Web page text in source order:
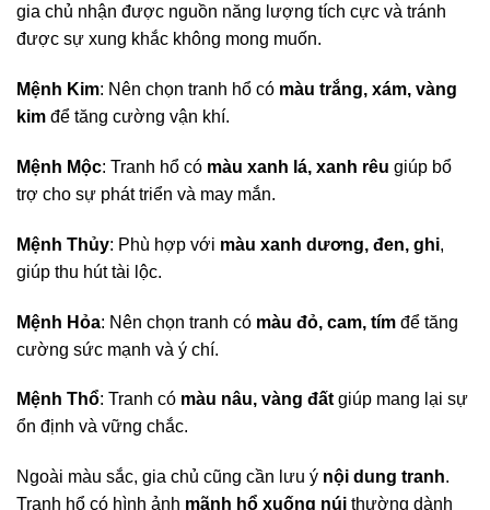
gia chủ nhận được nguồn năng lượng tích cực và tránh
được sự xung khắc không mong muốn.
Mệnh Kim: Nên chọn tranh hổ có màu trắng, xám, vàng
kim để tăng cường vận khí.
Mệnh Mộc: Tranh hổ có màu xanh lá, xanh rêu giúp bổ
trợ cho sự phát triển và may mắn.
Mệnh Thủy: Phù hợp với màu xanh dương, đen, ghi,
giúp thu hút tài lộc.
Mệnh Hỏa: Nên chọn tranh có màu đỏ, cam, tím để tăng
cường sức mạnh và ý chí.
Mệnh Thổ: Tranh có màu nâu, vàng đất giúp mang lại sự
ổn định và vững chắc.
Ngoài màu sắc, gia chủ cũng cần lưu ý nội dung tranh.
Tranh hổ có hình ảnh mãnh hổ xuống núi thường dành